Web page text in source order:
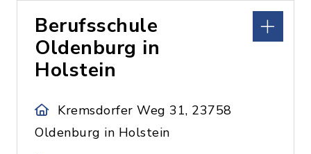
Berufsschule
Oldenburg in
Holstein
Kremsdorfer Weg 31, 23758
Oldenburg in Holstein